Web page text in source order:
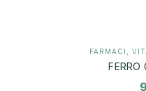
FARMACI
FERRO